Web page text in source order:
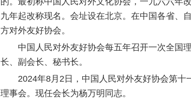
九年起改称现名。会址设在北京。在中国各省、
方对外友好协会。
中国人民对外友好协会每五年召开一次全国
长、副会长、秘书长。
2024年8月2日，中国人民对外友好协会第
理事会。现任会长为杨万明同志。